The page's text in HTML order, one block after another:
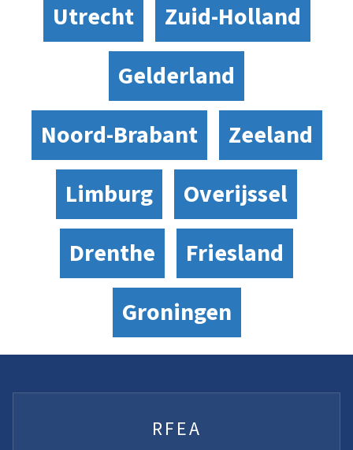
Utrecht
Zuid-Holland
Gelderland
Noord-Brabant
Zeeland
Limburg
Overijssel
Drenthe
Friesland
Groningen
RFEA